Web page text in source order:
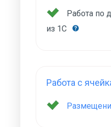
Работа по
из 1С
Работа с